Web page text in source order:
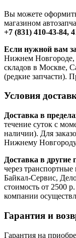
Вы можете оформить
магазином
+7 (831) 410-43-84,
Если нужной вам
Нижнем Новгороде,
складов в Москве,
(редкие запчасти).
Условия
Доставка в
течение суток с
наличии). Для
Нижнему Новгороду
Доставка в
через
Байкал-Сервис,
стоимость от 2500
компании
Гарантия и
Гарантия на